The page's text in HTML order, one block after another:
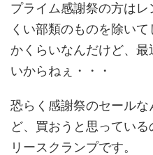
プライム感謝祭の方は
くい部類のものを除い
かくらいなんだけど、
いからねぇ・・・
恐らく感謝祭のセール
ど、買おうと思ってい
リースクランプです。